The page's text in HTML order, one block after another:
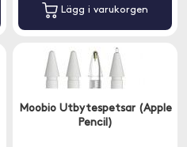
Lägg i varukorgen
Moobio Utbytespetsar (Apple
Pencil)